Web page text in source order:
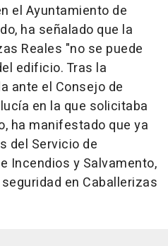
el Ayuntamiento de
ha señalado que la
Reales "no se puede
edificio. Tras la
ante el Consejo de
en la que solicitaba
ha manifestado que ya
del Servicio de
Incendios y Salvamento,
en Caballerizas